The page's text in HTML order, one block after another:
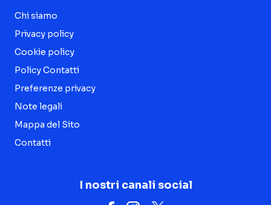
Chi siamo
Privacy policy
Cookie policy
Policy Contatti
Preferenze privacy
Note legali
Mappa del Sito
Contatti
I nostri canali social